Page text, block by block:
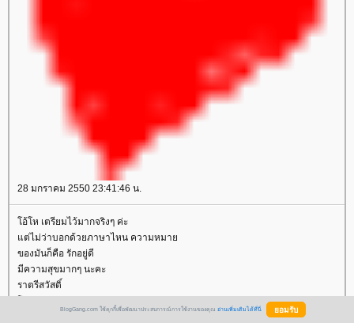
28 มกราคม 2550 23:41:46 น.
โอ้โห เตรียมไว้มากจริงๆ ค่ะ
แต่ไม่ว่าบอกด้วยภาษาไหน ความหมาย
ของมันก็คือ รักอยู่ดี
มีความสุขมากๆ นะคะ
ราตรีสวัสดิ์
BlogGang.com ใช้คุกกี้เพื่อพัฒนาประสบการณ์การใช้งานของคุณ อ่านเพิ่มเติมได้ที่นี่